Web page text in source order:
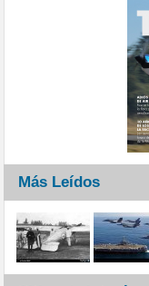
Más Leídos